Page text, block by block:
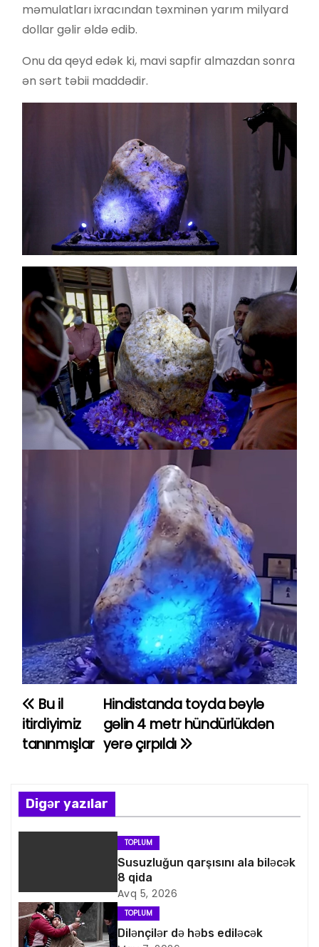
məmulatları ixracından təxminən yarım milyard
dollar gəlir əldə edib.
Onu da qeyd edək ki, mavi sapfir almazdan sonra
ən sərt təbii maddədir.
Y
a
ı
n
v
i
Hindistanda toyda bəylə
gəlin 4 metr hündürlükdən
yerə çırpıldı
Bu il
itirdiyimiz
tanınmışlar
Digər yazılar
TOPLUM
Susuzluğun qarşısını ala biləcək
8 qida
Avq 5, 2026
TOPLUM
Dilənçilər də həbs ediləcək